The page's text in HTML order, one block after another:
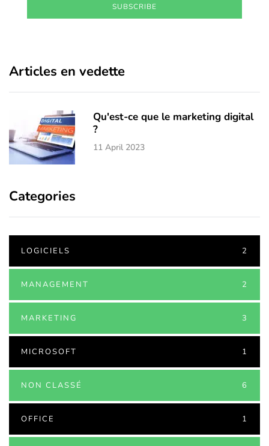
SUBSCRIBE
Articles en vedette
Qu'est-ce que le marketing digital
?
11 April 2023
Categories
LOGICIELS 2
MANAGEMENT 2
MARKETING 3
MICROSOFT 1
NON CLASSÉ 6
OFFICE 1